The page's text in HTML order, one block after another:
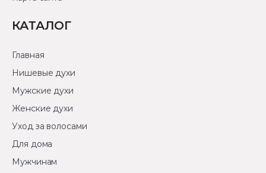
КАТАЛОГ
Главная
Нишевые духи
Мужские духи
Женские духи
Уход за волосами
Для дома
Мужчинам